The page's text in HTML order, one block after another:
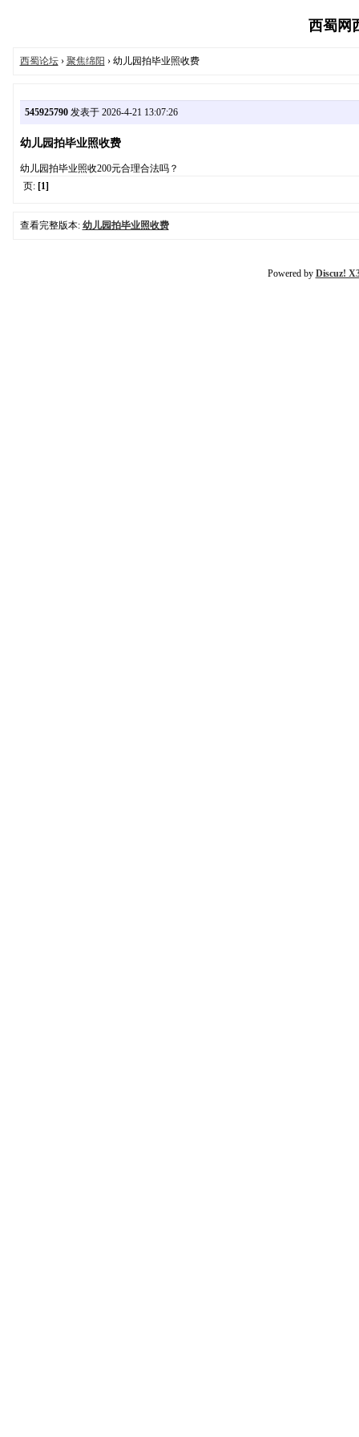
西蜀网
西蜀论坛› 聚焦绵阳 › 幼儿园拍毕业照收费
545925790发表于 2026-4-21 13:07:26
幼儿园拍毕业照收费
幼儿园拍毕业照收200元合理合法吗？
页: [1]
查看完整版本: 幼儿园拍毕业照收费
Powered by Discuz!